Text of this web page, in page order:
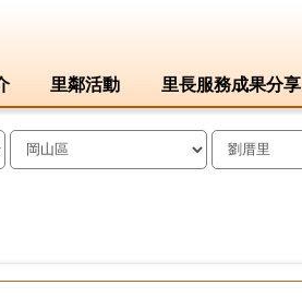
里鄰活動 里長服務成果分享